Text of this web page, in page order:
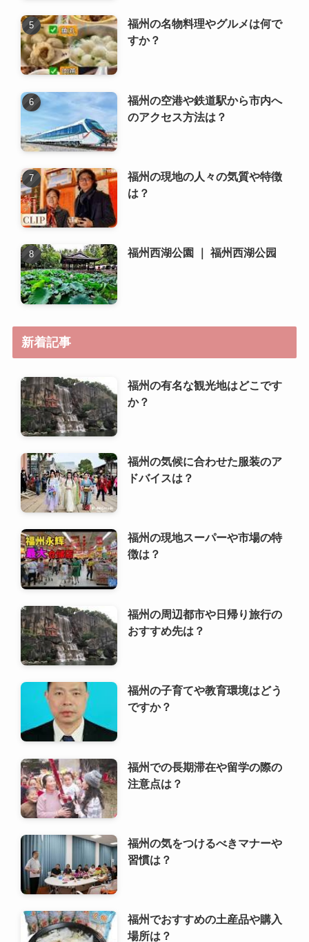
福州の名物料理やグルメは何で
すか？
福州の空港や鉄道駅から市内へ
のアクセス方法は？
福州の現地の人々の気質や特徴
は？
福州西湖公園 ｜ 福州西湖公园
新着記事
福州の有名な観光地はどこです
か？
福州の気候に合わせた服装のア
ドバイスは？
福州の現地スーパーや市場の特
徴は？
福州の周辺都市や日帰り旅行の
おすすめ先は？
福州の子育てや教育環境はどう
ですか？
福州での長期滞在や留学の際の
注意点は？
福州の気をつけるべきマナーや
習慣は？
福州でおすすめの土産品や購入
場所は？